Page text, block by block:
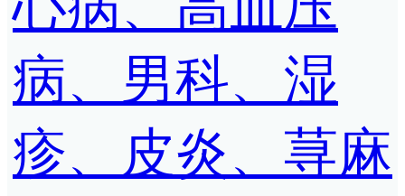
病、男科、湿
疹、皮炎、荨麻